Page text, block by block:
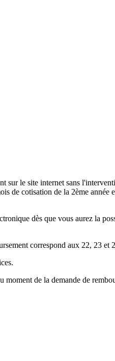
sur le site internet sans
de cotisation de la 2ème année
dès que vous aurez la
correspond aux 22, 23 et
moment de la demande de